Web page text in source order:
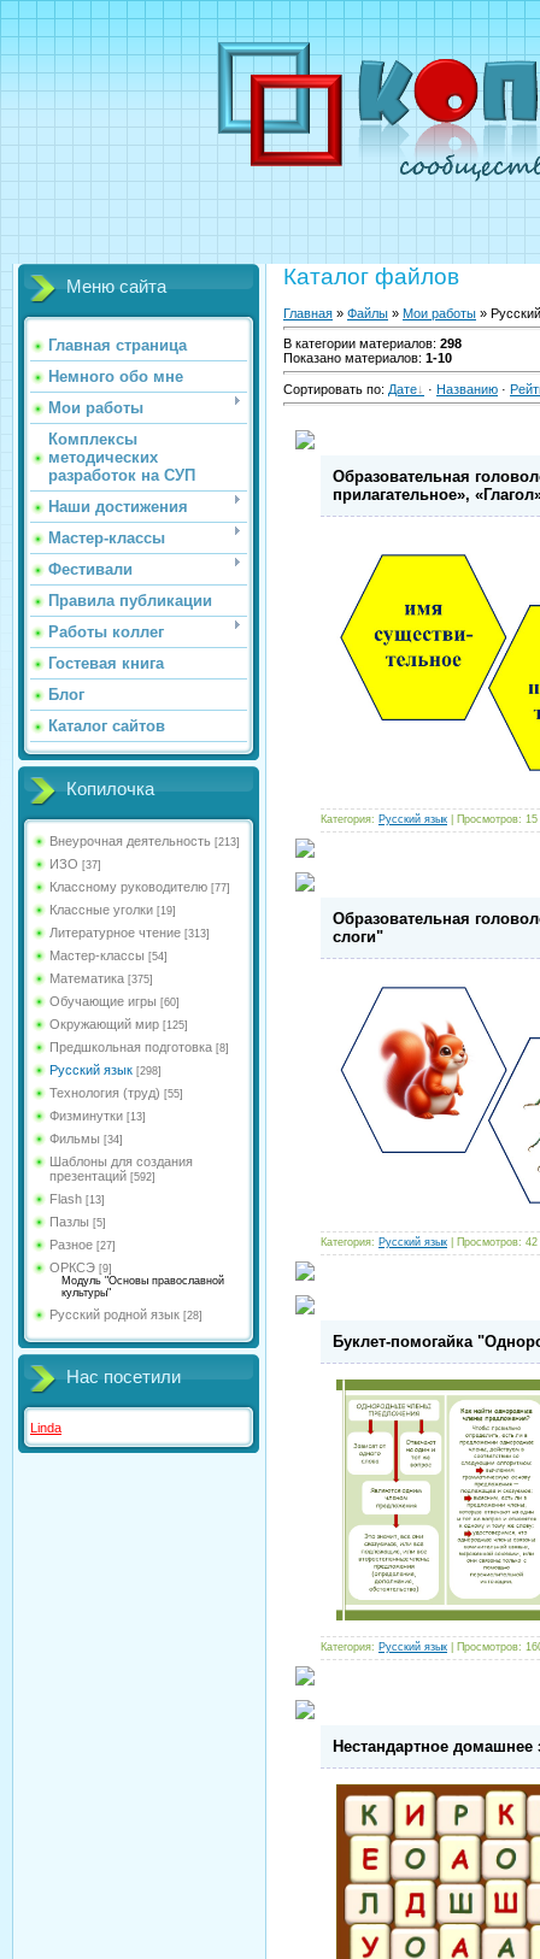
Меню сайта
Главная страница
Немного обо мне
Мои работы
Комплексы
методических
разработок на СУП
Наши достижения
Мастер-классы
Фестивали
Правила публикации
Работы коллег
Гостевая книга
Блог
Каталог сайтов
Копилочка
Внеурочная деятельность [213]
ИЗО [37]
Классному руководителю [77]
Классные уголки [19]
Литературное чтение [313]
Мастер-классы [54]
Математика [375]
Обучающие игры [60]
Окружающий мир [125]
Предшкольная подготовка [8]
Русский язык [298]
Технология (труд) [55]
Физминутки [13]
Фильмы [34]
Шаблоны для создания
презентаций [592]
Flash [13]
Пазлы [5]
Разное [27]
ОРКСЭ [9]
Модуль "Основы православной
культуры"
Русский родной язык [28]
Нас посетили
Linda
Каталог файлов
Главная » Файлы » Мои работы »
В категории материалов: 298
Показано материалов: 1-10
Сортировать по: Дате · Названию ·
Образовательная
прилагательное»,
Категория: Русский язык | Просмотров:
Образовательная
слоги"
Категория: Русский язык | Просмотров:
Буклет-помогайка
Категория: Русский язык | Просмотров:
Нестандартное